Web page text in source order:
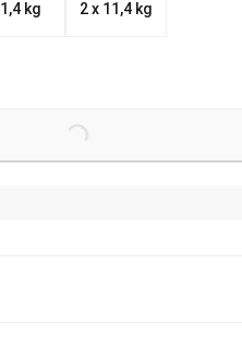
kg 2 x 11,4 kg
Loading...